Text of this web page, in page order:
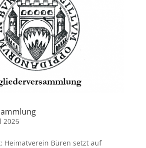
2026
Heimatverein Büren setzt auf